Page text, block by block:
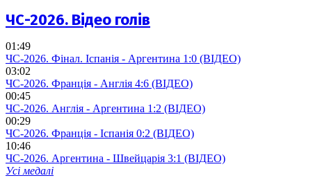
ЧС-2026. Відео голів
01:49
ЧС-2026. Фінал. Іспанія - Аргентина 1:0 (ВІДЕО)
03:02
ЧС-2026. Франція - Англія 4:6 (ВІДЕО)
00:45
ЧС-2026. Англія - Аргентина 1:2 (ВІДЕО)
00:29
ЧС-2026. Франція - Іспанія 0:2 (ВІДЕО)
10:46
ЧС-2026. Аргентина - Швейцарія 3:1 (ВІДЕО)
Усі медалі